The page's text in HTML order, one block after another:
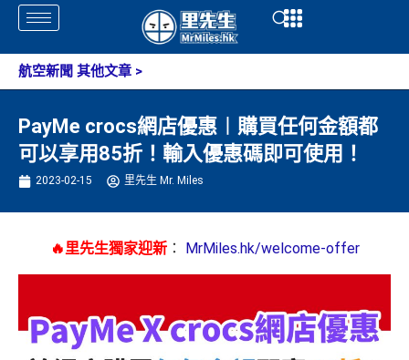
Skip
content
Open
航空新聞 其他文章 >
PayMe crocs網店優惠︱購買任何金額都
可以享用85折！輸入優惠碼即可使用！
2023-02-15 里先生 Mr. Miles
🔥里先生獨家迎新： MrMiles.hk/welcome-offer